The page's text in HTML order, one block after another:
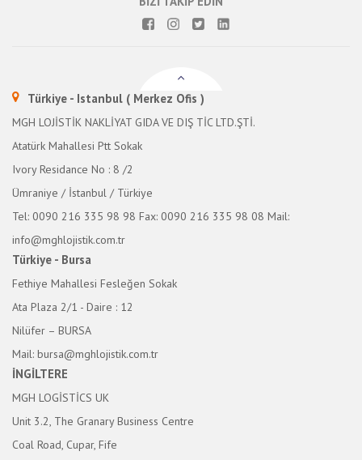
Türkiye - Istanbul ( Merkez Ofis )
MGH LOJİSTİK NAKLİYAT GIDA VE DIŞ TİC LTD.ŞTİ.
Atatürk Mahallesi Ptt Sokak
Ivory Residance No : 8 /2
Ümraniye / İstanbul / Türkiye
Tel: 0090 216 335 98 98 Fax: 0090 216 335 98 08 Mail:
info@mghlojistik.com.tr
Türkiye - Bursa
Fethiye Mahallesi Fesleğen Sokak
Ata Plaza 2/1 - Daire : 12
Nilüfer – BURSA
Mail: bursa@mghlojistik.com.tr
İNGİLTERE
MGH LOGİSTİCS UK
Unit 3.2, The Granary Business Centre
Coal Road, Cupar, Fife